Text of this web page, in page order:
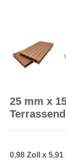
25 mm x
0,98 Zoll x